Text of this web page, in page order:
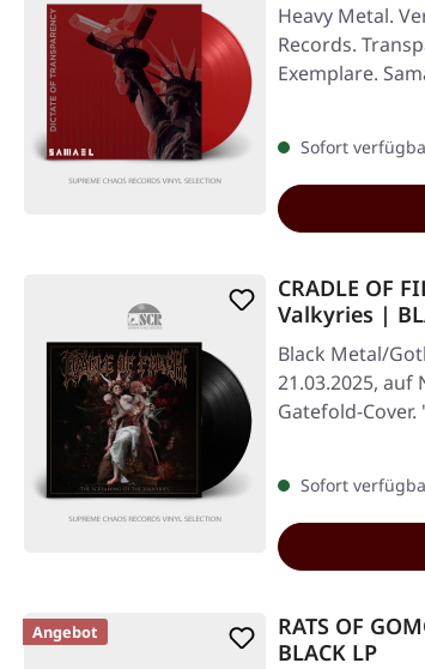
Heavy Metal.
Records.
Exemplare.
Sofort
CRADLE OF
Valkyries |
Black Metal/
21.03.2025, auf
Gatefold-
Sofort
Angebot
RATS OF
BLACK LP